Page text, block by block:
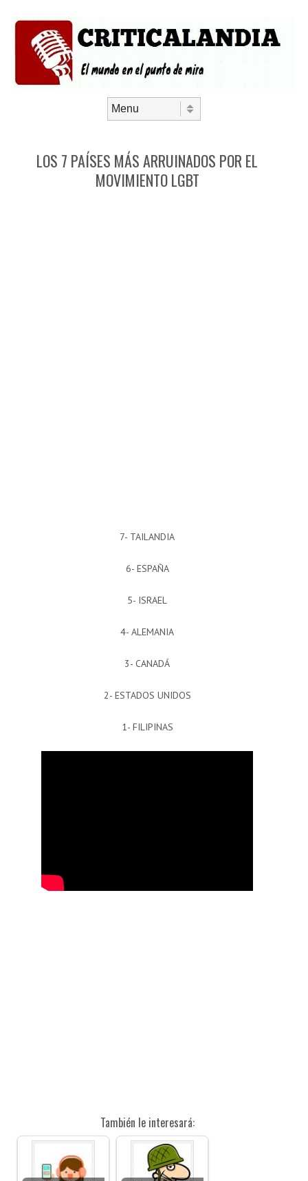
LOS 7 PAÍSES MÁS ARRUINADOS POR EL
MOVIMIENTO LGBT
7- TAILANDIA
6- ESPAÑA
5- ISRAEL
4- ALEMANIA
3- CANADÁ
2- ESTADOS UNIDOS
1- FILIPINAS
También le interesará: